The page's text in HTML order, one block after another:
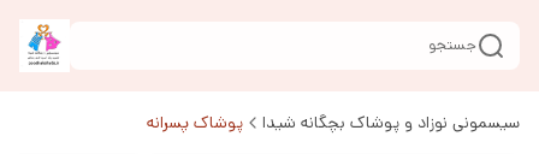
جستجو
سیسمونی نوزاد و پوشاک بچگانه شیدا پوشاک پسرانه